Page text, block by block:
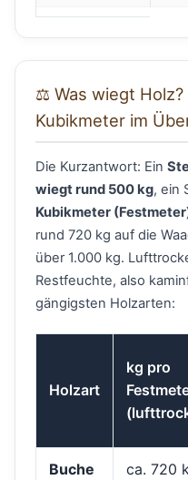
⚖️ Was wiegt
Kubikmeter im
Die Kurzantwort: Ein
wiegt rund 500 kg, ein
Kubikmeter
rund 720 kg auf die
über 1.000 kg.
Restfeuchte, also
gängigsten Holzarten:
Holzart
kg pro
Buche ca. 720